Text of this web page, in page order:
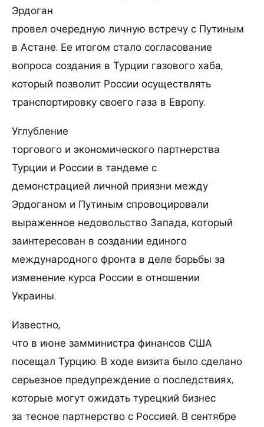
Эрдоган
провел очередную личную встречу с Путиным
в Астане. Ее итогом стало согласование
вопроса создания в Турции газового хаба,
который позволит России осуществлять
транспортировку своего газа в Европу.
Углубление
торгового и экономического партнерства
Турции и России в тандеме с
демонстрацией личной приязни между
Эрдоганом и Путиным спровоцировали
выраженное недовольство Запада, который
заинтересован в создании единого
международного фронта в деле борьбы за
изменение курса России в отношении
Украины.
Известно,
что в июне замминистра финансов США
посещал Турцию. В ходе визита было сделано
серьезное предупреждение о последствиях,
которые могут ожидать турецкий бизнес
за тесное партнерство с Россией. В сентябре